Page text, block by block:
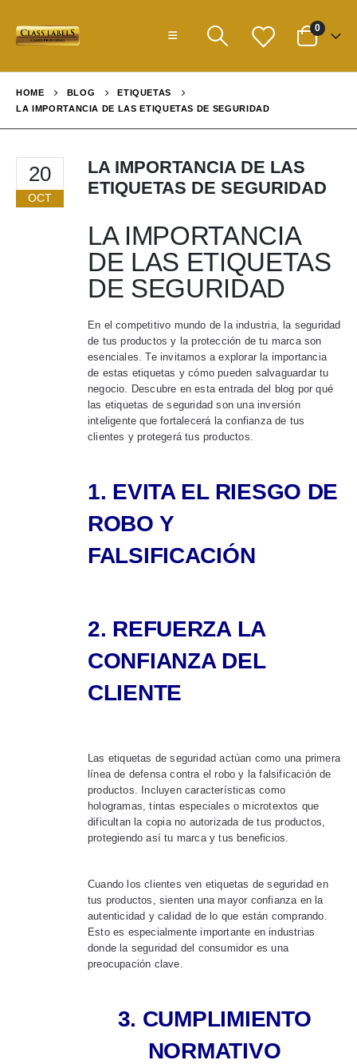
0
HOME BLOG
ETIQUETAS
LA IMPORTANCIA DE LAS ETIQUETAS DE SEGURIDAD
20
OCT
LA IMPORTANCIA DE LAS
ETIQUETAS DE SEGURIDAD
LA IMPORTANCIA
DE LAS ETIQUETAS
DE SEGURIDAD
En el competitivo mundo de la industria, la seguridad
de tus productos y la protección de tu marca son
esenciales. Te invitamos a explorar la importancia
de estas etiquetas y cómo pueden salvaguardar tu
negocio. Descubre en esta entrada del blog por qué
las etiquetas de seguridad son una inversión
inteligente que fortalecerá la confianza de tus
clientes y protegerá tus productos.
1. EVITA EL RIESGO DE
ROBO Y
FALSIFICACIÓN
2. REFUERZA LA
CONFIANZA DEL
CLIENTE
Las etiquetas de seguridad actúan como una primera
línea de defensa contra el robo y la falsificación de
productos. Incluyen características como
hologramas, tintas especiales o microtextos que
dificultan la copia no autorizada de tus productos,
protegiendo así tu marca y tus beneficios.
Cuando los clientes ven etiquetas de seguridad en
tus productos, sienten una mayor confianza en la
autenticidad y calidad de lo que están comprando.
Esto es especialmente importante en industrias
donde la seguridad del consumidor es una
preocupación clave.
3. CUMPLIMIENTO
NORMATIVO